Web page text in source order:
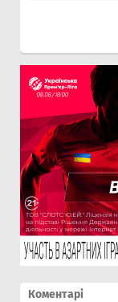
Коментарі